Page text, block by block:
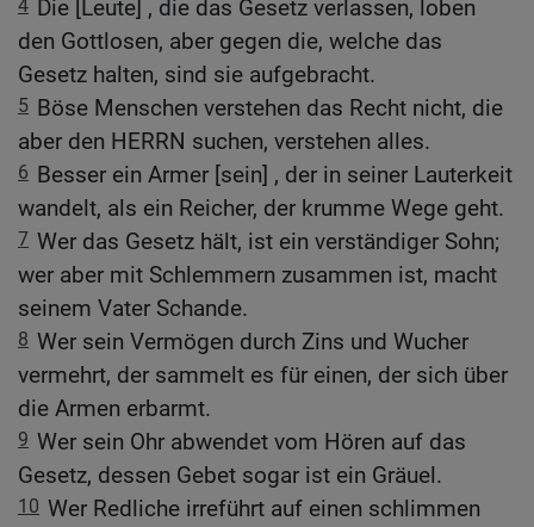
4 Die [Leute] , die das Gesetz verlassen, loben
den Gottlosen, aber gegen die, welche das
Gesetz halten, sind sie aufgebracht.
5 Böse Menschen verstehen das Recht nicht, die
aber den HERRN suchen, verstehen alles.
6 Besser ein Armer [sein] , der in seiner Lauterkeit
wandelt, als ein Reicher, der krumme Wege geht.
7 Wer das Gesetz hält, ist ein verständiger Sohn;
wer aber mit Schlemmern zusammen ist, macht
seinem Vater Schande.
8 Wer sein Vermögen durch Zins und Wucher
vermehrt, der sammelt es für einen, der sich über
die Armen erbarmt.
9 Wer sein Ohr abwendet vom Hören auf das
Gesetz, dessen Gebet sogar ist ein Gräuel.
10 Wer Redliche irreführt auf einen schlimmen